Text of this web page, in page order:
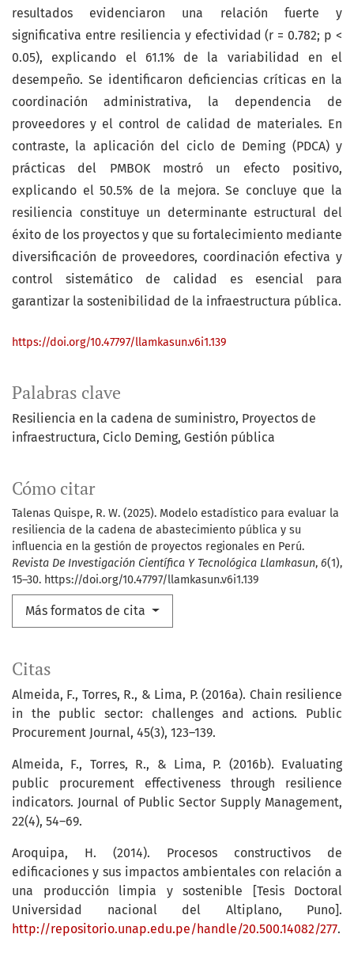
Palabras clave
Resiliencia en la cadena de suministro Proyectos de
infraestructura Ciclo Deming Gestión pública
Cómo citar
Talenas Quispe, R. W. (2025). Modelo estadístico para evaluar la
resiliencia de la cadena de abastecimiento pública y su
influencia en la gestión de proyectos regionales en Perú.
Revista De Investigación Científica Y Tecnológica Llamkasun, 6(1),
15–30. https://doi.org/10.47797/llamkasun.v6i1.139
Más formatos de cita
resultados evidenciaron una relación fuerte y
significativa entre resiliencia y efectividad (r = 0.782; p <
0.05), explicando el 61.1% de la variabilidad en el
desempeño. Se identificaron deficiencias críticas en la
coordinación administrativa, la dependencia de
proveedores y el control de calidad de materiales. En
contraste, la aplicación del ciclo de Deming (PDCA) y
prácticas del PMBOK mostró un efecto positivo,
explicando el 50.5% de la mejora. Se concluye que la
resiliencia constituye un determinante estructural del
éxito de los proyectos y que su fortalecimiento mediante
diversificación de proveedores, coordinación efectiva y
control sistemático de calidad es esencial para
garantizar la sostenibilidad de la infraestructura pública.
https://doi.org/10.47797/llamkasun.v6i1.139
Citas
Almeida, F., Torres, R., & Lima, P. (2016a). Chain resilience
in the public sector: challenges and actions. Public
Procurement Journal, 45(3), 123–139.
Almeida, F., Torres, R., & Lima, P. (2016b). Evaluating
public procurement effectiveness through resilience
indicators. Journal of Public Sector Supply Management,
22(4), 54–69.
Aroquipa, H. (2014). Procesos constructivos de
edificaciones y sus impactos ambientales con relación a
una producción limpia y sostenible [Tesis Doctoral
Universidad nacional del Altiplano, Puno].
http://repositorio.unap.edu.pe/handle/20.500.14082/277.